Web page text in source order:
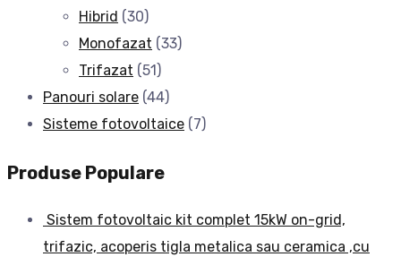
Hibrid (30)
Monofazat (33)
Trifazat (51)
Panouri solare (44)
Sisteme fotovoltaice (7)
Produse Populare
Sistem fotovoltaic kit complet 15kW on-grid,
trifazic, acoperis tigla metalica sau ceramica ,cu